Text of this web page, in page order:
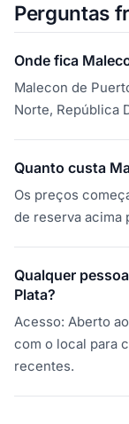
Perguntas
Onde fica
Malecon de
Norte, República
Quanto custa
Os preços
de reserva acima
Qualquer
Plata?
Acesso: Aberto
com o local para
recentes.